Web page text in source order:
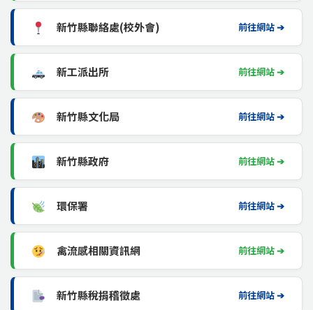
新竹縣聯絡處(校外會) 前往網站 ➔
新工派出所 前往網站 ➔
新竹縣文化局 前往網站 ➔
新竹縣政府 前往網站 ➔
環保署 前往網站 ➔
禽流感相關資訊網 前往網站 ➔
新竹縣稅捐稽徵處 前往網站 ➔